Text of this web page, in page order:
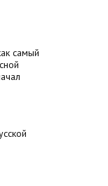
самый